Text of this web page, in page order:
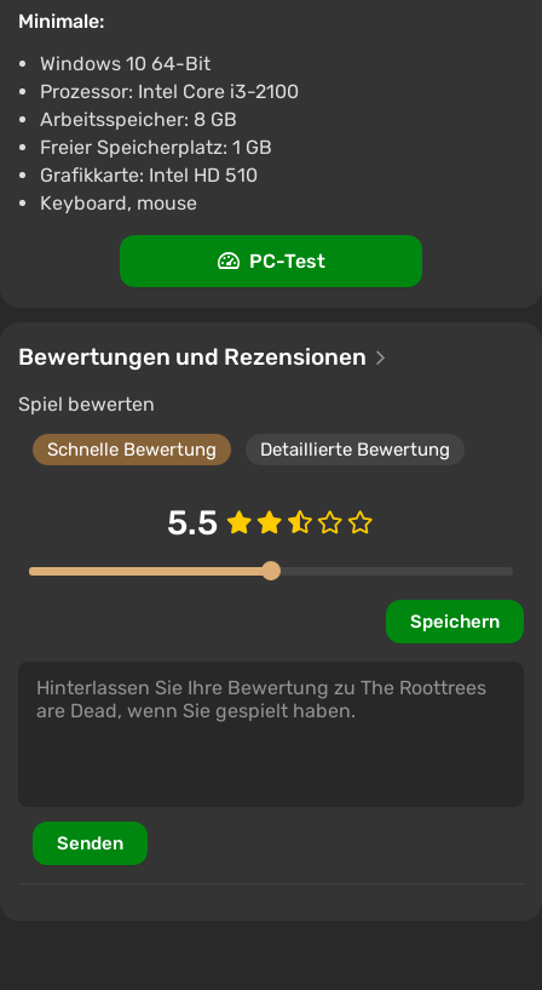
PC
Difmark 3.487 Bewertungen Promo-Codes
The Roottrees are Dead AUTODELIVERY
Steam GIFT
€7.19
457 Bewertungen
Unterstützung bei VGTimes
+ WORLD / AUTO
PC
ggsel 4.2457 Bewertungen
Unterstützung bei VGTimes
The Roottrees are Dead Auto Global
Minimale:
Windows 10 64-Bit
Prozessor: Intel Core i3-2100
Arbeitsspeicher: 8 GB
Freier Speicherplatz: 1 GB
Grafikkarte: Intel HD 510
Keyboard, mouse
PC-Test
Bewertungen und Rezensionen
Spiel bewerten
Schnelle Bewertung Detaillierte Bewertung
5.5
Speichern
Senden